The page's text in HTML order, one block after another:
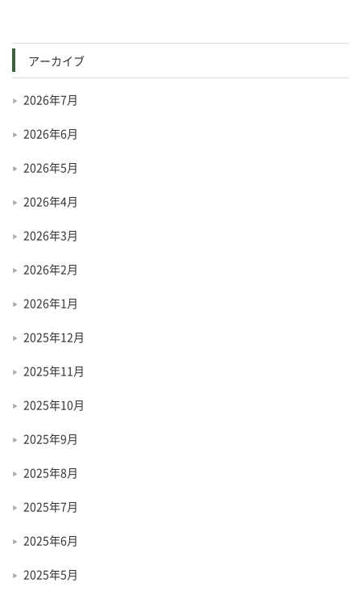
アーカイブ
2026年7月
2026年6月
2026年5月
2026年4月
2026年3月
2026年2月
2026年1月
2025年12月
2025年11月
2025年10月
2025年9月
2025年8月
2025年7月
2025年6月
2025年5月